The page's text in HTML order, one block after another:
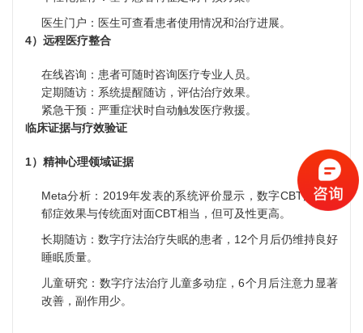
医生门户：医生可查看患者使用情况和治疗进展。
4）远程医疗整合
在线咨询：患者可随时咨询医疗专业人员。
定期随访：系统提醒随访，评估治疗效果。
紧急干预：严重症状时自动触发医疗救援。
临床证据与疗效验证
1）精神心理领域证据
Meta分析：2019年发表的系统评价显示，数字CBT治疗抑
郁症效果与传统面对面CBT相当，但可及性更高。
长期随访：数字疗法治疗失眠的患者，12个月后仍维持良好
睡眠质量。
儿童研究：数字疗法治疗儿童多动症，6个月后注意力显著
改善，副作用少。